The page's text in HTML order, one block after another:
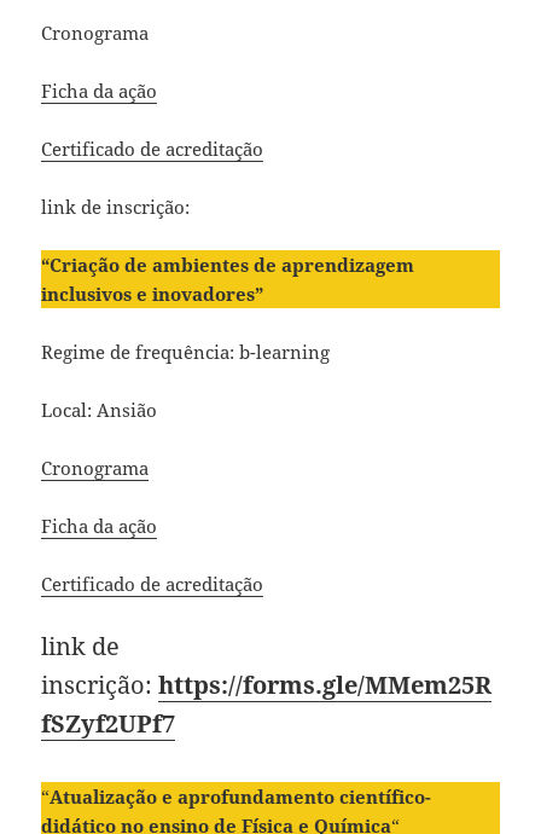
Cronograma
Ficha da ação
Certificado de acreditação
link de inscrição:
“Criação de ambientes de aprendizagem
inclusivos e inovadores”
Regime de frequência: b-learning
Local: Ansião
Cronograma
Ficha da ação
Certificado de acreditação
link de
inscrição:https://forms.gle/MMem25R
fSZyf2UPf7
“Atualização e aprofundamento científico-
didático no ensino de Física e Química“